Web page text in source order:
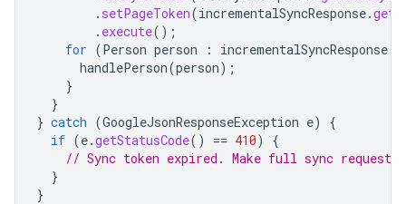
. setPageToken(incrementalSyncResponse.
. execute();
for (Person person : incrementalSyncResponse
handlePerson(person);
}
}
} catch (GoogleJsonResponseException e)
{
if (e.getStatusCode() == 410)
{
// Sync token expired. Make full sync request.
}
}